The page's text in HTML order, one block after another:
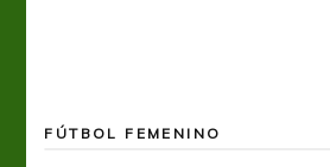
FÚTBOL FEMENINO